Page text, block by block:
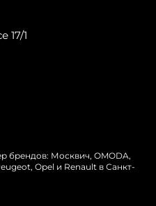
17/1
брендов: Москвич, OMODA,
Opel и Renault в Санкт-